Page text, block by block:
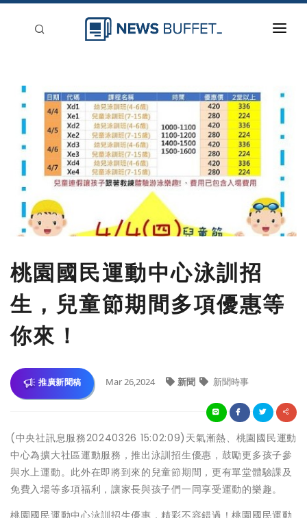
新聞稿分類
登入
刊登
桃園國民運動中心泳訓招
生，兒童節期間多項優惠等
你來！
推廣新聞稿 Mar 26,2024 新聞 新聞時事
(中央社訊息服務20240326 15:02:09)天氣漸熱、桃園國民運動
中心為擴大社區運動服務，推出泳訓招生優惠，鼓勵更多孩子參
與水上運動。此外在即將到來的兒童節期間，更有單堂體驗課及
免費入場等多項福利，讓家長與孩子們一同享受運動的樂趣。
桃園國民運動中心泳訓招生優惠，精彩不容錯過！桃園國民運動